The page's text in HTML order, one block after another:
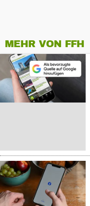
MEHR VON FFH